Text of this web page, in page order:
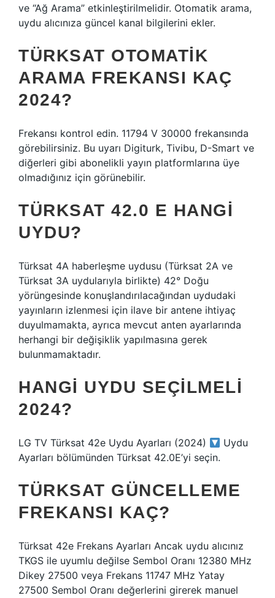
ve “Ağ Arama” etkinleştirilmelidir. Otomatik arama,
uydu alıcınıza güncel kanal bilgilerini ekler.
TÜRKSAT OTOMATIK
ARAMA FREKANSI KAÇ
2024?
Frekansı kontrol edin. 11794 V 30000 frekansında
görebilirsiniz. Bu uyarı Digiturk, Tivibu, D-Smart ve
diğerleri gibi abonelikli yayın platformlarına üye
olmadığınız için görünebilir.
TÜRKSAT 42.0 E HANGI
UYDU?
Türksat 4A haberleşme uydusu (Türksat 2A ve
Türksat 3A uydularıyla birlikte) 42° Doğu
yörüngesinde konuşlandırılacağından uydudaki
yayınların izlenmesi için ilave bir antene ihtiyaç
duyulmamakta, ayrıca mevcut anten ayarlarında
herhangi bir değişiklik yapılmasına gerek
bulunmamaktadır.
HANGI UYDU SEÇILMELI
2024?
LG TV Türksat 42e Uydu Ayarları (2024)
Uydu
Ayarları bölümünden Türksat 42.0E’yi seçin.
TÜRKSAT GÜNCELLEME
FREKANSI KAÇ?
Türksat 42e Frekans Ayarları Ancak uydu alıcınız
TKGS ile uyumlu değilse Sembol Oranı 12380 MHz
Dikey 27500 veya Frekans 11747 MHz Yatay
27500 Sembol Oranı değerlerini girerek manuel